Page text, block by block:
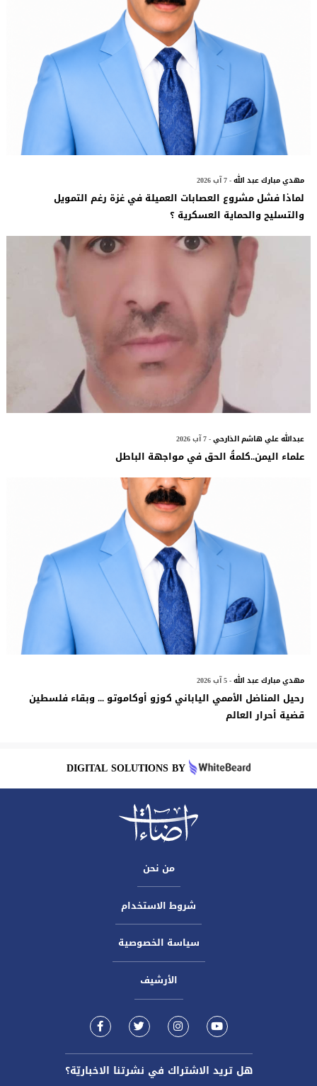
مهدي مبارك عبد الله- 7 آب 2026
لماذا فشل مشروع العصابات العميلة في غزة رغم التمويل
والتسليح والحماية العسكرية ؟
عبدالله علي هاشم الذارحي- 7 آب 2026
علماء اليمن..كلمةُ الحق في مواجهة الباطل
مهدي مبارك عبد الله- 5 آب 2026
رحيل المناضل الأممي الياباني كوزو أوكاموتو ... وبقاء فلسطين
قضية أحرار العالم
DIGITAL SOLUTIONS BY
من نحن
شروط الاستخدام
سياسة الخصوصية
الأرشيف
هل تريد الاشتراك في نشرتنا الاخباريّة؟